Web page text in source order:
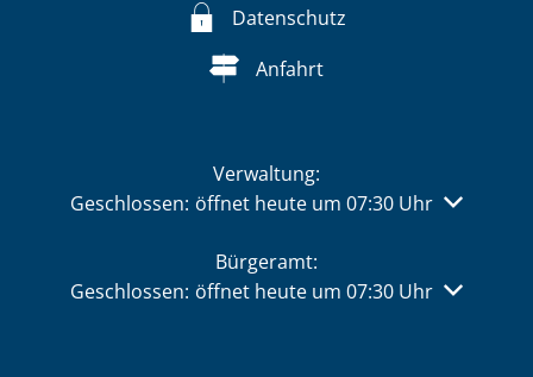
Datenschutz
Anfahrt
Verwaltung:
Klicken, um weitere Öffnungs- oder Schließzeiten
Geschlossen: öffnet heute um 07:30 Uhr
Bürgeramt:
Klicken, um weitere Öffnungs- oder Schließzeiten
Geschlossen: öffnet heute um 07:30 Uhr